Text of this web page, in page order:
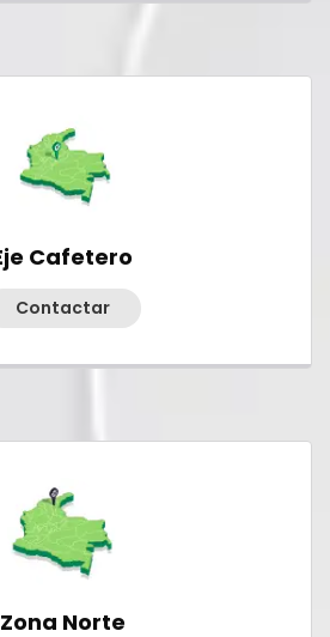
Cafetero
Contactar
Zona Norte